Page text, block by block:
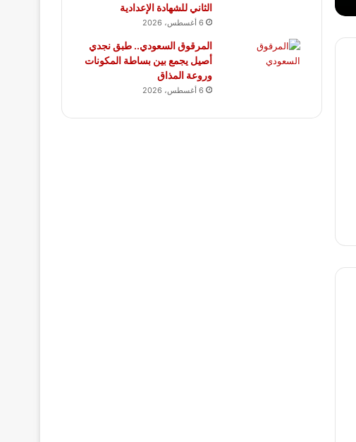
الثاني للشهادة الإعدادية
6 أغسطس، 2026
المرقوق السعودي.. طبق نجدي
أصيل يجمع بين بساطة المكونات
وروعة المذاق
6 أغسطس، 2026